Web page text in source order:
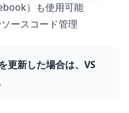
）も使用可能
ースコード管理
更新した場合は、VS